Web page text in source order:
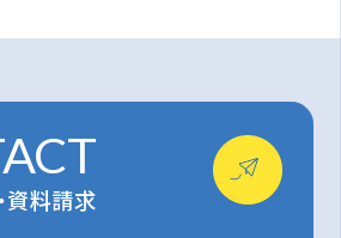
資料請求